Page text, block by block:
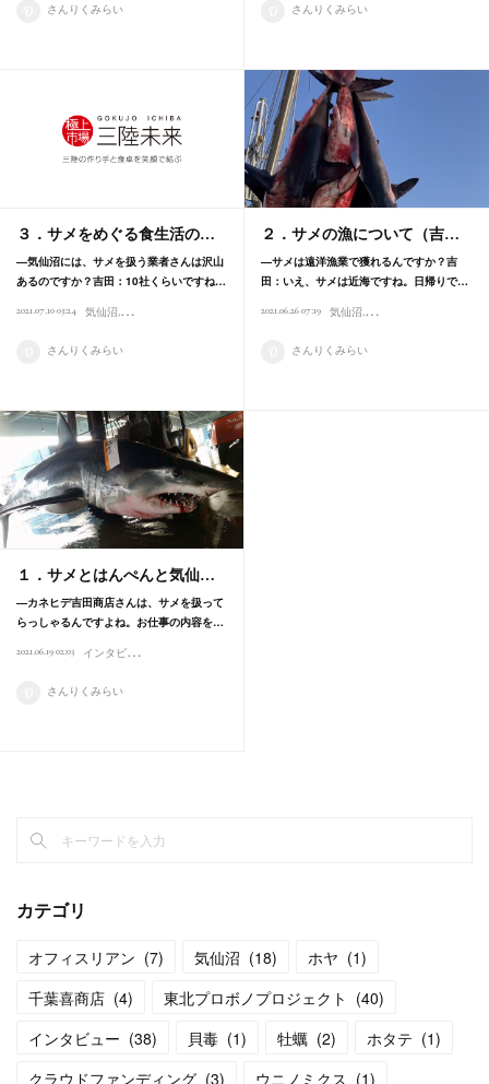
さんりくみらい さんりくみらい
３．サメをめぐる食生活の…
―気仙沼には、サメを扱う業者さんは沢山
あるのですか？吉田：10社くらいですね…
2021.07.10 03:24 気仙沼 東北プロボノプロジェクト インタビュー カネヒデ吉田商店
さんりくみらい
２．サメの漁について（吉…
―サメは遠洋漁業で獲れるんですか？吉
田：いえ、サメは近海ですね。日帰りで…
2021.06.26 07:19 気仙沼 東北プロボノプロジェ
さんりくみらい
１．サメとはんぺんと気仙…
―カネヒデ吉田商店さんは、サメを扱って
らっしゃるんですよね。お仕事の内容を…
2021.06.19 02:03 イ
ンタビュー
さんりくみらい
カテゴリ
オフィスリアン (7) 気仙沼 (18) ホヤ (1)
千葉喜商店 (4) 東北プロボノプロジェクト (40)
インタビュー (38) 貝毒 (1) 牡蠣 (2) ホタテ (1)
クラウドファンディング (3) ウニノミクス (1)